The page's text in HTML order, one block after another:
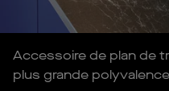
Accessoire de plan de
plus grande polyvalence